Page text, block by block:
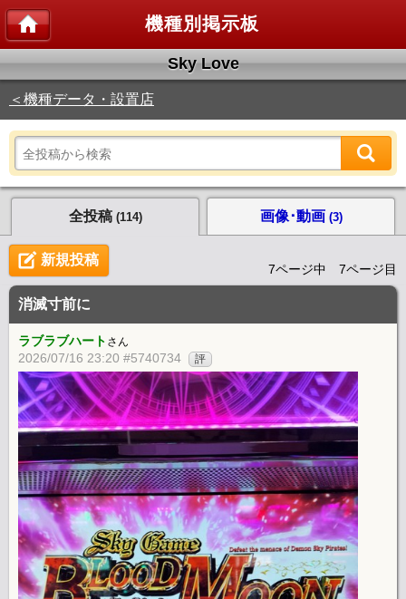
機種別掲示板
Sky Love
＜機種データ・設置店
全投稿 (114) 画像･動画 (3)
新規投稿
7ページ中 7ページ目
消滅寸前に
ラブラブハート さん
2026/07/16 23:20 #5740734 評